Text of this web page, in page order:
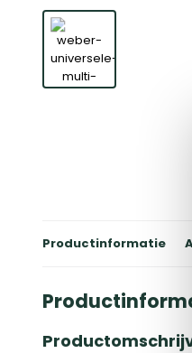
Productinformatie